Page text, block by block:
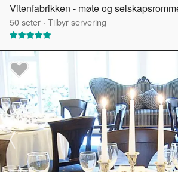
50seter · Tilbyr servering